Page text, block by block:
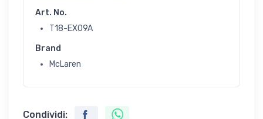
Art. No.
T18-EX09A
Brand
McLaren
Condividi: